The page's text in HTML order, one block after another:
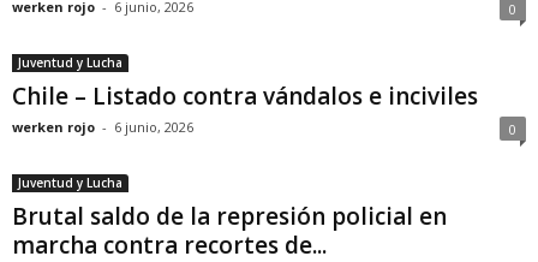
werken rojo - 6 junio, 2026 0
Juventud y Lucha
Chile – Listado contra vándalos e inciviles
werken rojo - 6 junio, 2026 0
Juventud y Lucha
Brutal saldo de la represión policial en
marcha contra recortes de...